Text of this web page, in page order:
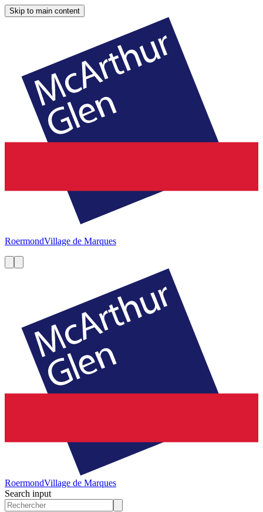
Skip to main content
RoermondVillage de Marques
RoermondVillage de Marques
Search input